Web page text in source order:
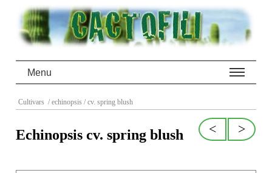
Menu
Cultivars / echinopsis / cv. spring blush
>
<
Echinopsis cv. spring blush